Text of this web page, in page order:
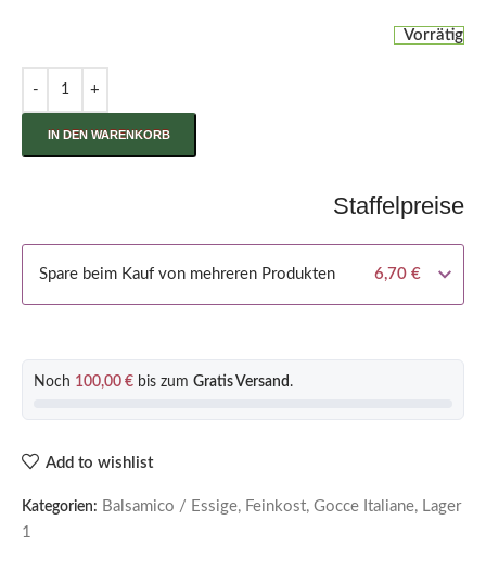
Vorrätig
IN DEN WARENKORB
Staffelpreise
Spare beim Kauf von mehreren Produkten 6,70 €
Noch 100,00 € bis zum Gratis Versand .
Add to wishlist
Kategorien: Balsamico / Essige, Feinkost, Gocce Italiane, Lager
1